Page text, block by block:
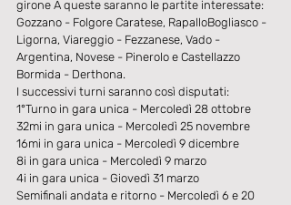
girone A queste saranno le partite interessate:
Gozzano - Folgore Caratese, RapalloBogliasco -
Ligorna, Viareggio - Fezzanese, Vado -
Argentina, Novese - Pinerolo e Castellazzo
Bormida - Derthona.
I successivi turni saranno così disputati:
1°Turno in gara unica - Mercoledì 28 ottobre
32mi in gara unica - Mercoledì 25 novembre
16mi in gara unica - Mercoledì 9 dicembre
8i in gara unica - Mercoledì 9 marzo
4i in gara unica - Giovedì 31 marzo
Semifinali andata e ritorno - Mercoledì 6 e 20